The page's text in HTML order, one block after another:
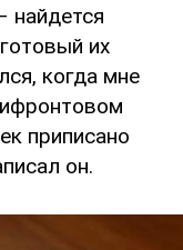
найдется
их
когда мне
приписано
он.